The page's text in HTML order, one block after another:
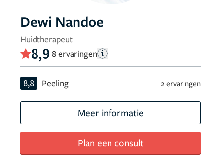
Dewi Nandoe
Huidtherapeut
8,9 8 ervaringen
8,8 Peeling 2 ervaringen
Meer informatie
Plan een consult